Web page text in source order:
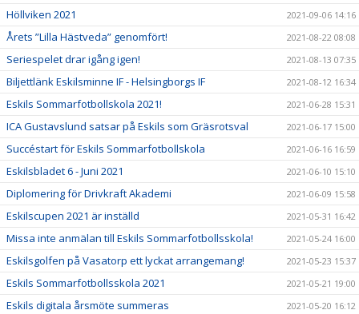
Höllviken 2021 2021-09-06 14:16
Årets ”Lilla Hästveda” genomfört! 2021-08-22 08:08
Seriespelet drar igång igen! 2021-08-13 07:35
Biljettlänk Eskilsminne IF - Helsingborgs IF 2021-08-12 16:34
Eskils Sommarfotbollskola 2021! 2021-06-28 15:31
ICA Gustavslund satsar på Eskils som Gräsrotsval 2021-06-17 15:00
Succéstart för Eskils Sommarfotbollskola 2021-06-16 16:59
Eskilsbladet 6 - Juni 2021 2021-06-10 15:10
Diplomering för Drivkraft Akademi 2021-06-09 15:58
Eskilscupen 2021 är inställd 2021-05-31 16:42
Missa inte anmälan till Eskils Sommarfotbollsskola! 2021-05-24 16:00
Eskilsgolfen på Vasatorp ett lyckat arrangemang! 2021-05-23 15:37
Eskils Sommarfotbollsskola 2021 2021-05-21 19:00
Eskils digitala årsmöte summeras 2021-05-20 16:12